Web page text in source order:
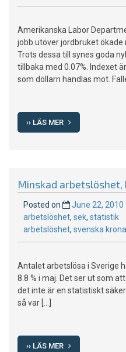
Amerikanska Labor
jobb utöver jordbruket ökade
Trots dessa till synes goda
tillbaka med 0.07%. Indexet
som dollarn handlas mot.
›› LÄS MER
Minskad arbetslöshet,
Posted on June 22, 2010
arbetslöshet, sek, statistik
arbetslöshet, svenska
Antalet arbetslösa i Sverige
8.8 % i maj. Det ser ut som
det inte är en statistiskt
så var […]
›› LÄS MER